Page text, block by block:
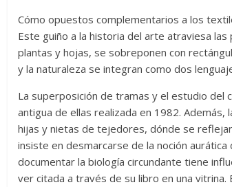
Cómo opuestos complementarios a los
Este guiño a la historia del arte atraviesa
plantas y hojas, se sobreponen con
y la naturaleza se integran como dos
La superposición de tramas y el estudio del
antigua de ellas realizada en 1982.
hijas y nietas de tejedores, dónde se
insiste en desmarcarse de la noción
documentar la biología circundante tiene
ver citada a través de su libro en una